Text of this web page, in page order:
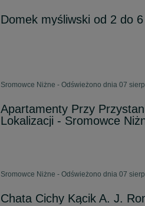
Domek myśliwski od 2 do
Sromowce Niżne - Odświeżono dnia 07
Apartamenty Przy
Lokalizacji - Sromowce
Sromowce Niżne - Odświeżono dnia 07
Chata Cichy Kącik A. J.